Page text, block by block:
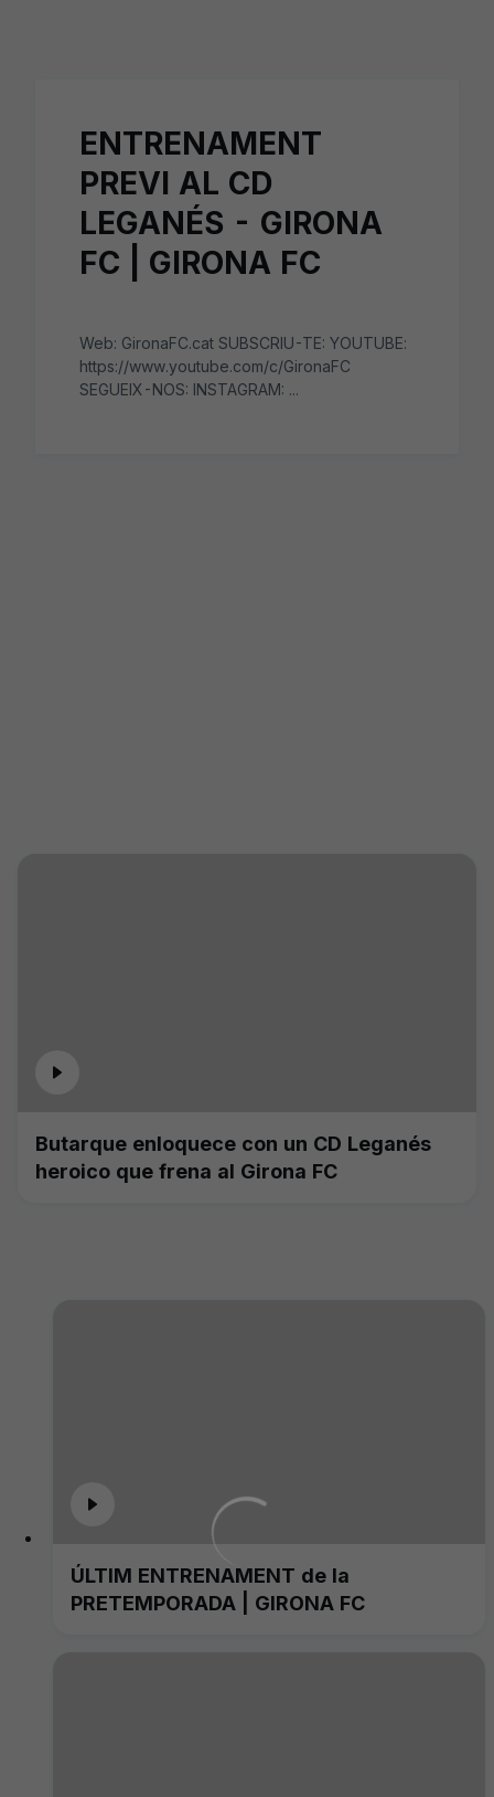
ENTRENAMENT
PREVI AL CD
LEGANÉS - GIRONA
FC | GIRONA FC
Web: GironaFC.cat SUBSCRIU-TE: YOUTUBE:
https://www.youtube.com/c/GironaFC
SEGUEIX-NOS: INSTAGRAM: ...
Butarque enloquece con un CD Leganés
heroico que frena al Girona FC
ÚLTIM ENTRENAMENT de la
PRETEMPORADA | GIRONA FC